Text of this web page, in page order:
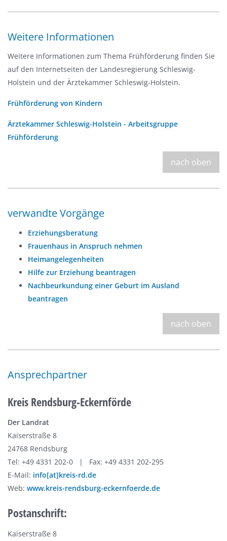
Weitere Informationen
Weitere Informationen zum Thema Frühförderung finden Sie
auf den Internetseiten der Landesregierung Schleswig-
Holstein und der Ärztekammer Schleswig-Holstein.
Frühförderung von Kindern
Ärztekammer Schleswig-Holstein - Arbeitsgruppe
Frühförderung
nach oben
verwandte Vorgänge
Erziehungsberatung
Frauenhaus in Anspruch nehmen
Heimangelegenheiten
Hilfe zur Erziehung beantragen
Nachbeurkundung einer Geburt im Ausland
beantragen
nach oben
Ansprechpartner
Kreis Rendsburg-Eckernförde
Der Landrat
Kaiserstraße 8
24768 Rendsburg
Tel: +49 4331 202-0 | Fax: +49 4331 202-295
E-Mail: info[at]kreis-rd.de
Web: www.kreis-rendsburg-eckernfoerde.de
Postanschrift:
Kaiserstraße 8